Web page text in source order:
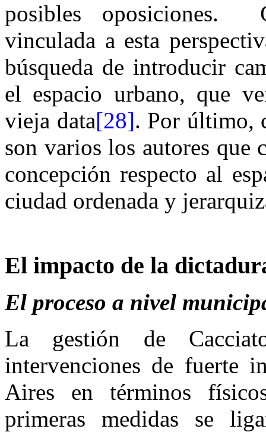
posibles oposiciones.
vinculada a esta
búsqueda de introducir
el espacio urbano, que
vieja data[28]. Por último,
son varios los autores que
concepción respecto al
ciudad ordenada y
El impacto de la
El proceso a nivel
La gestión de
intervenciones de fuerte
Aires en términos
primeras medidas se